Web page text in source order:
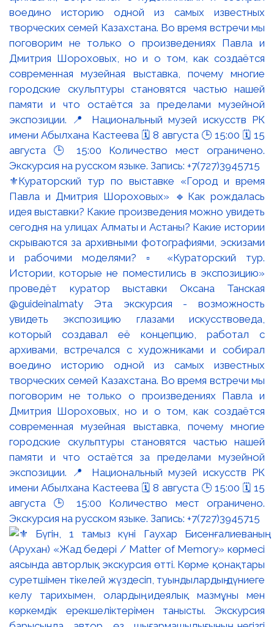
⚜️Кураторский тур по выставке «Город и время
Павла и Дмитрия Шороховых» 🔹Как рождалась
идея выставки? Какие произведения можно увидеть
сегодня на улицах Алматы и Астаны? Какие истории
скрываются за архивными фотографиями, эскизами
и рабочими моделями? ▫️ «Кураторский тур.
Истории, которые не поместились в экспозицию»
проведёт куратор выставки Оксана Танская
@guideinalmaty Эта экскурсия - возможность
увидеть экспозицию глазами искусствоведа,
который создавал её концепцию, работал с
архивами, встречался с художниками и собирал
воедино историю одной из самых известных
творческих семей Казахстана. Во время встречи мы
поговорим не только о произведениях Павла и
Дмитрия Шороховых, но и о том, как создаётся
современная музейная выставка, почему многие
городские скульптуры становятся частью нашей
памяти и что остаётся за пределами музейной
экспозиции. 📍 Национальный музей искусств РК
имени Абылхана Кастеева 🗓 8 августа 🕒 15:00 🗓 15
августа 🕒 15:00 Количество мест ограничено.
Экскурсия на русском языке. Запись: +7(727)3945715